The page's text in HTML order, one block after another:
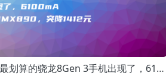
最划算的骁龙8Gen 3手机出现了，6100mAh+索尼IMX890，突降1412元